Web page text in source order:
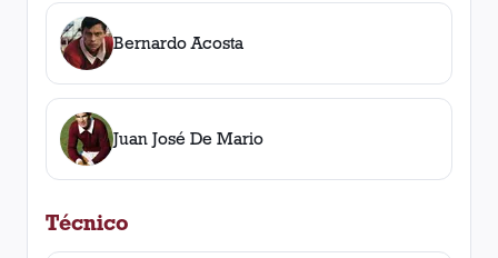
Bernardo Acosta
Juan José De Mario
Técnico